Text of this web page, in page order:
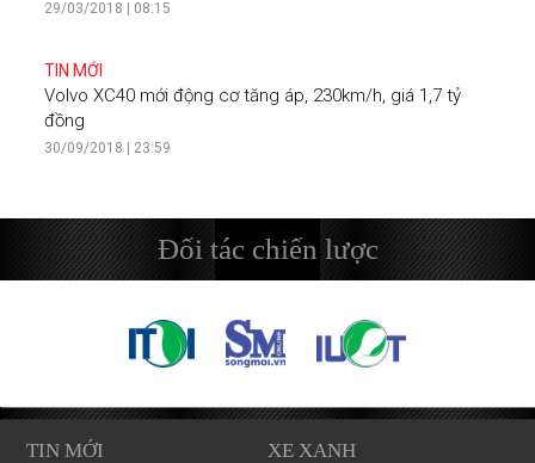
29/03/2018 | 08:15
TIN MỚI
Volvo XC40 mới động cơ tăng áp, 230km/h, giá 1,7 tỷ
đồng
30/09/2018 | 23:59
Đối tác chiến lược
TIN MỚI XE XANH